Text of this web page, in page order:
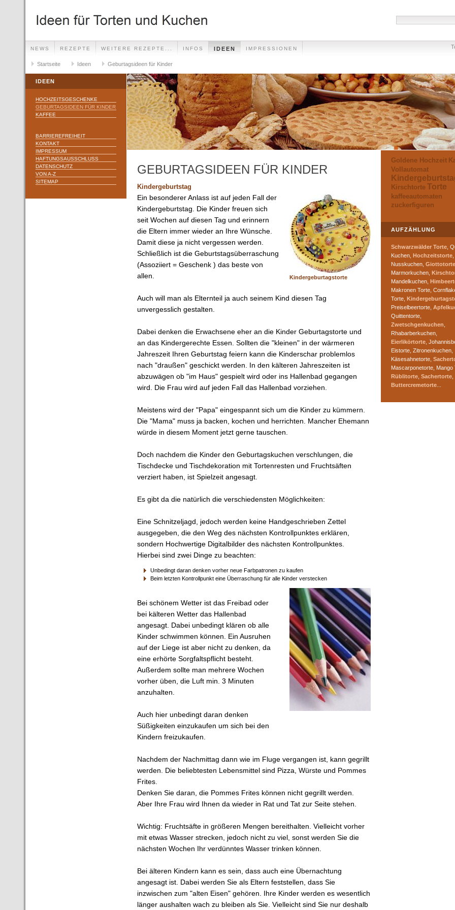
NEWS REZEPTE WEITERE REZEPTE... INFOS IDEEN IMPRESSIONEN
Startseite Ideen Geburtagsideen für Kinder
IDEEN
HOCHZEITSGESCHENKE
GEBURTAGSIDEEN FÜR KINDER
KAFFEE
BARRIEREFREIHEIT
KONTAKT
IMPRESSUM
HAFTUNGSAUSSCHLUSS
DATENSCHUTZ
VON A-Z
SITEMAP
GEBURTAGSIDEEN FÜR KINDER
Kindergeburtstag
Kindergeburtagstorte
Ein besonderer Anlass ist auf jeden Fall der
Kindergeburtstag. Die Kinder freuen sich
seit Wochen auf diesen Tag und erinnern
die Eltern immer wieder an Ihre Wünsche.
Damit diese ja nicht vergessen werden.
Schließlich ist die Geburtstagsüberraschung
(Assoziiert = Geschenk ) das beste von
allen.
Auch will man als Elternteil ja auch seinem Kind diesen Tag
unvergesslich gestalten.
Dabei denken die Erwachsene eher an die Kinder Geburtagstorte und
an das Kindergerechte Essen. Sollten die "kleinen" in der wärmeren
Jahreszeit Ihren Geburtstag feiern kann die Kinderschar problemlos
nach "draußen" geschickt werden. In den kälteren Jahreszeiten ist
abzuwägen ob "im Haus" gespielt wird oder ins Hallenbad gegangen
wird. Die Frau wird auf jeden Fall das Hallenbad vorziehen.
Meistens wird der "Papa" eingespannt sich um die Kinder zu kümmern.
Die "Mama" muss ja backen, kochen und herrichten. Mancher Ehemann
würde in diesem Moment jetzt gerne tauschen.
Doch nachdem die Kinder den Geburtagskuchen verschlungen, die
Tischdecke und Tischdekoration mit Tortenresten und Fruchtsäften
verziert haben, ist Spielzeit angesagt.
Es gibt da die natürlich die verschiedensten Möglichkeiten:
Eine Schnitzeljagd, jedoch werden keine Handgeschrieben Zettel
ausgegeben, die den Weg des nächsten Kontrollpunktes erklären,
sondern Hochwertige Digitalbilder des nächsten Kontrollpunktes.
Hierbei sind zwei Dinge zu beachten:
Unbedingt daran denken vorher neue Farbpatronen zu kaufen
Beim letzten Kontrollpunkt eine Überraschung für alle Kinder verstecken
Bei schönem Wetter ist das Freibad oder
bei kälteren Wetter das Hallenbad
angesagt. Dabei unbedingt klären ob alle
Kinder schwimmen können. Ein Ausruhen
auf der Liege ist aber nicht zu denken, da
eine erhörte Sorgfaltspflicht besteht.
Außerdem sollte man mehrere Wochen
vorher üben, die Luft min. 3 Minuten
anzuhalten.
Auch hier unbedingt daran denken
Süßigkeiten einzukaufen um sich bei den
Kindern freizukaufen.
Nachdem der Nachmittag dann wie im Fluge vergangen ist, kann gegrillt
werden. Die beliebtesten Lebensmittel sind Pizza, Würste und Pommes
Frites.
Denken Sie daran, die Pommes Frites können nicht gegrillt werden.
Aber Ihre Frau wird Ihnen da wieder in Rat und Tat zur Seite stehen.
Wichtig: Fruchtsäfte in größeren Mengen bereithalten. Vielleicht vorher
mit etwas Wasser strecken, jedoch nicht zu viel, sonst werden Sie die
nächsten Wochen Ihr verdünntes Wasser trinken können.
Bei älteren Kindern kann es sein, dass auch eine Übernachtung
angesagt ist. Dabei werden Sie als Eltern feststellen, dass Sie
inzwischen zum "alten Eisen" gehören. Ihre Kinder werden es wesentlich
länger aushalten wach zu bleiben als Sie. Vielleicht sind Sie nur deshalb
Goldene Hochzeit
Vollautomat
Kirschtorte Torte
kaffeeautomaten
zuckerfiguren
AUFZÄHLUNG
Schwarzwälder Torte ,
Kuchen, Hochzeitstorte
Nusskuchen, Giottotorte
Marmorkuchen,
Mandelkuchen,
Makronen Torte,
Torte,
Preiselbeertorte,
Quittentorte,
Zwetschgenkuchen
Rhabarberkuchen,
Eierlikörtorte ,
Eistorte, Zitronenkuchen,
Käsesahnetorte,
Mascarponetorte, Mango
Rüblitorte Sachertorte
Buttercremetorte